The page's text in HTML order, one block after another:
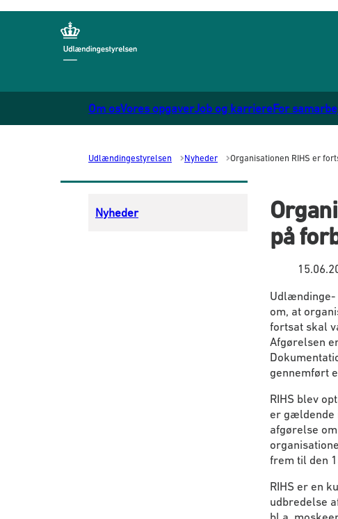
Om osVores opgaverJob og karriereFor
Udlændingestyrelsen Nyheder Organisationen RIHS er
Nyheder
på
Udlændinge-
om, at
fortsat skal
Afgørelsen
gennemført
RIHS blev
er gældende
afgørelse
frem til den
RIHS er en
udbredelse